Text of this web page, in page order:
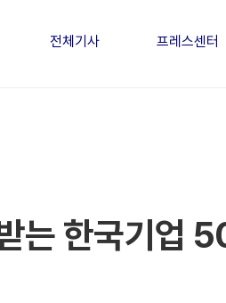
전체기사 프레스센터
는 한국기업